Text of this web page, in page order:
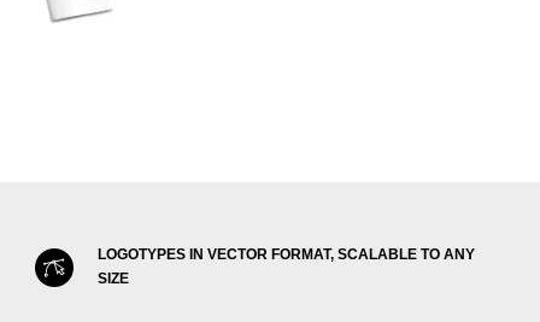
LOGOTYPES IN VECTOR FORMAT, SCALABLE TO ANY
SIZE